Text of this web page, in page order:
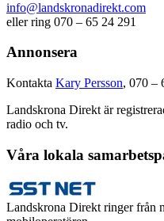
info@landskronadirekt.com
eller ring 070 – 65 24 291
Annonsera
Kontakta Kary Persson, 070 –
Landskrona Direkt är
radio och tv.
Våra lokala
Landskrona Direkt ringer från